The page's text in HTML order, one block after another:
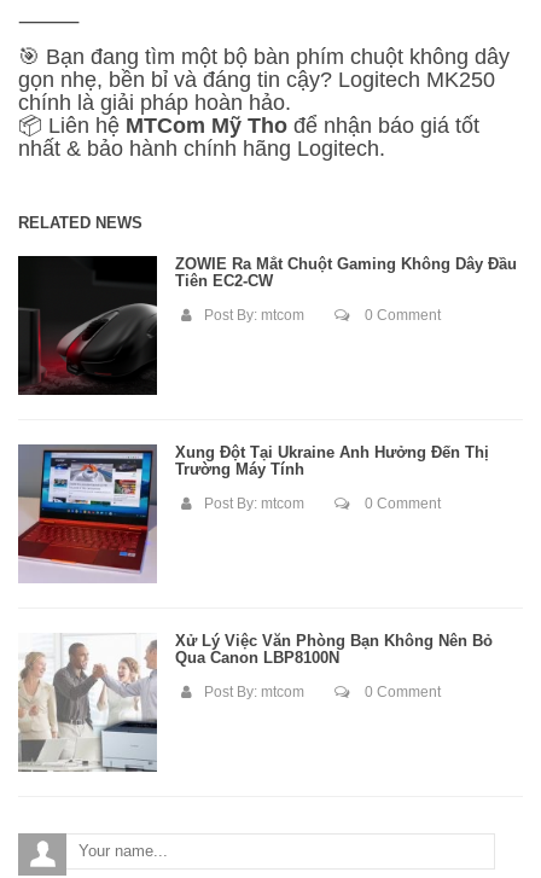
⸻
🎯 Bạn đang tìm một bộ bàn phím chuột không dây
gọn nhẹ, bền bỉ và đáng tin cậy? Logitech MK250
chính là giải pháp hoàn hảo.
📦 Liên hệ MTCom Mỹ Tho để nhận báo giá tốt
nhất & bảo hành chính hãng Logitech.
RELATED NEWS
ZOWIE Ra Mắt Chuột Gaming Không Dây Đầu
Tiên EC2-CW
Post By: mtcom 0 Comment
Xung Đột Tại Ukraine Ảnh Hưởng Đến Thị
Trường Máy Tính
Post By: mtcom 0 Comment
Xử Lý Việc Văn Phòng Bạn Không Nên Bỏ
Qua Canon LBP8100N
Post By: mtcom 0 Comment